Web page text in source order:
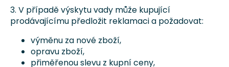
3. V případě výskytu vady může kupující
prodávajícímu předložit reklamaci a požadovat:
výměnu za nové zboží,
opravu zboží,
přiměřenou slevu z kupní ceny,